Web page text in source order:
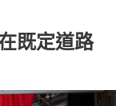
既定道路